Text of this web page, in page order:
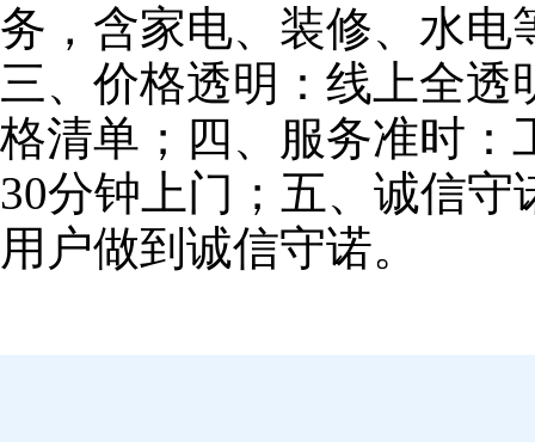
务，含家电、装修、水电
三、价格透明：线上全
格清单；四、服务准时：
30分钟上门；五、诚信
用户做到诚信守诺。